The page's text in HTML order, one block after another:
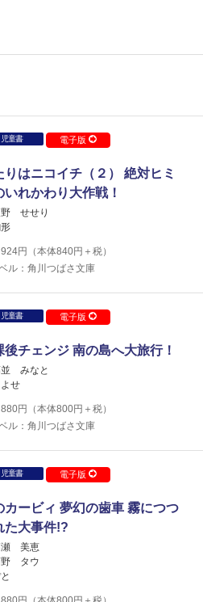
児童書 電子版
りはニコイチ（２） 絶対ヒミ
いれかわり大作戦！
野 せせり
924円（本体840円＋税）
ル：角川つばさ文庫
児童書 電子版
後チェンジ 南の島へ大旅行！
並 みなと
せ
880円（本体800円＋税）
ル：角川つばさ文庫
児童書 電子版
カービィ 夢幻の歯車 霧につつ
た大事件!?
瀬 美恵
野 タウ